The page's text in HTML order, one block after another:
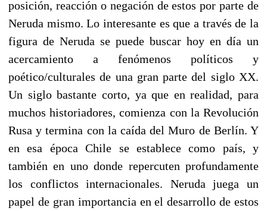
posición, reacción o negación de estos por parte de
Neruda mismo. Lo interesante es que a través de la
figura de Neruda se puede buscar hoy en día un
acercamiento a fenómenos políticos y
poético/culturales de una gran parte del siglo XX.
Un siglo bastante corto, ya que en realidad, para
muchos historiadores, comienza con la Revolución
Rusa y termina con la caída del Muro de Berlín. Y
en esa época Chile se establece como país, y
también en uno donde repercuten profundamente
los conflictos internacionales. Neruda juega un
papel de gran importancia en el desarrollo de estos